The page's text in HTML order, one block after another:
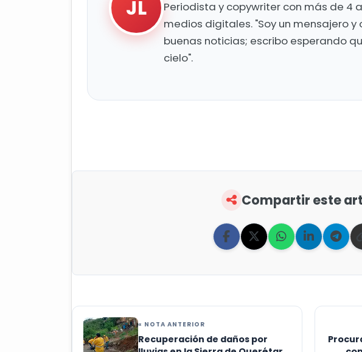
JL
Periodista y copywriter con más de 4
medios digitales. "Soy un mensajero
buenas noticias; escribo esperando
cielo".
Compartir este
« NOTA ANTERIOR
Recuperación de daños por